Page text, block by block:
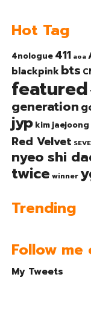
Hot Tag
4nologue 411 aoa
blackpinkbts
featured
generation
jyp kim jaejoong
Red Velvet
nyeo shi
twice winner
Trending
Follow
My Tweets